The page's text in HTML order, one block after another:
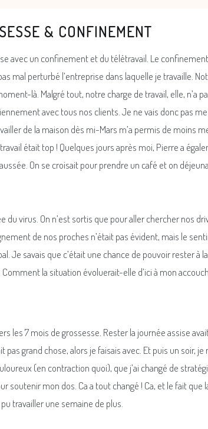
& CONFINEMENT
avec un confinement et du télétravail. Le
mal perturbé l’entreprise dans laquelle je travaille.
là. Malgré tout, notre charge de travail, elle, n’a
avec tous nos clients. Je ne vais donc pas me
de la maison dès mi-Mars m’a permis de moins
était top ! Quelques jours après moi, Pierre a
On se croisait pour prendre un café et on
virus. On n’est sortis que pour aller chercher nos
de nos proches n’était pas évident, mais le
Je savais que c’était une chance de pouvoir rester à
la situation évoluerait-elle d’ici à mon
les 7 mois de grossesse. Rester la journée assise
grand chose, alors je faisais avec. Et puis un soir, je
(en contraction quoi), que j’ai changé de
soutenir mon dos. Ca a tout changé ! Ca, et le fait que
travailler une semaine de plus.